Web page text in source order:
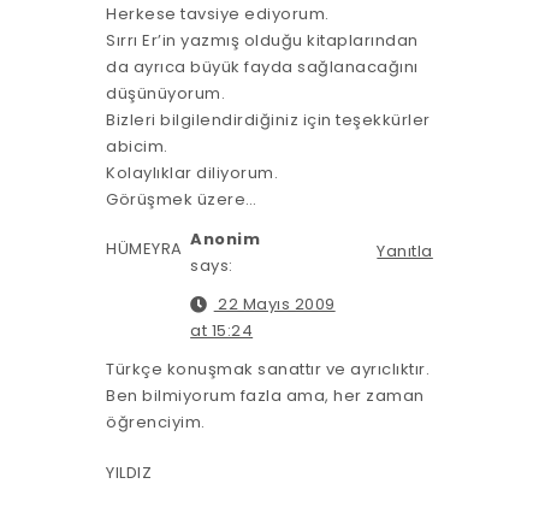
Herkese tavsiye ediyorum.
Sırrı Er’in yazmış olduğu kitaplarından
da ayrıca büyük fayda sağlanacağını
düşünüyorum.
Bizleri bilgilendirdiğiniz için teşekkürler
abicim.
Kolaylıklar diliyorum.
Görüşmek üzere…
HÜMEYRA Yanıtla
Anonim
says:
22 Mayıs 2009
at 15:24
Türkçe konuşmak sanattır ve ayrıclıktır.
Ben bilmiyorum fazla ama, her zaman
öğrenciyim.
YILDIZ